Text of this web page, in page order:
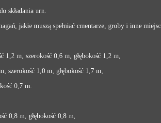
składania urn.
jakie muszą spełniać cmentarze, groby i inne
1,2 m, szerokość 0,6 m, głębokość 1,2 m,
szerokość 1,0 m, głębokość 1,7 m,
0,7 m.
0,8 m, głębokość 0,8 m,